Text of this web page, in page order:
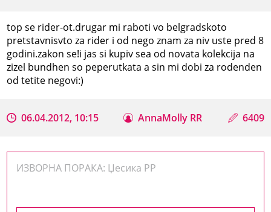
top se rider-ot.drugar mi raboti vo belgradskoto
pretstavnisvto za rider i od nego znam za niv uste pred 8
godini.zakon se!i jas si kupiv sea od novata kolekcija na
zizel bundhen so peperutkata a sin mi dobi za rodenden
od tetite negovi:)
06.04.2012, 10:15 AnnaMolly RR 6409
ИЗВОРНА ПОРАКА: Џесика РР